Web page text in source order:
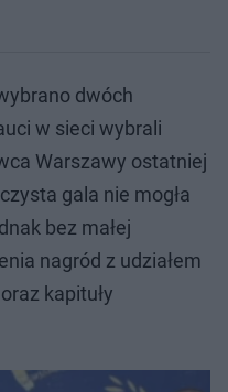
dwóch
w sieci wybrali
Warszawy ostatniej
gala nie mogła
bez małej
nagród z udziałem
kapituły